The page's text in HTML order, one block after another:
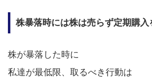
株暴落時には株は売らず定期購入
株が暴落した時に
私達が最低限、取るべき行動は